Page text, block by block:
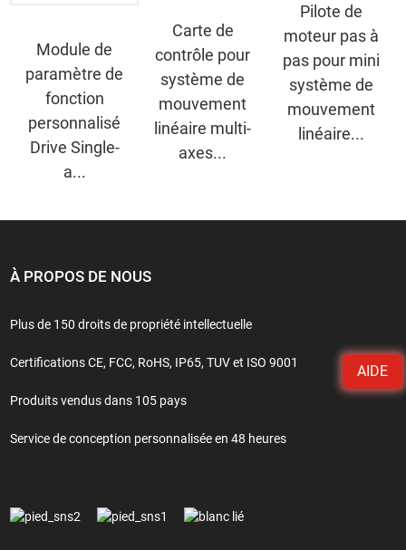
AIDE
Module de
paramètre de
fonction
personnalisé
Drive Single-
a...
Carte de
contrôle pour
système de
mouvement
linéaire multi-
axes...
Pilote de
moteur pas à
pas pour mini
système de
mouvement
linéaire...
À PROPOS DE NOUS
Plus de 150 droits de propriété intellectuelle
Certifications CE, FCC, RoHS, IP65, TUV et ISO 9001
Produits vendus dans 105 pays
Service de conception personnalisée en 48 heures